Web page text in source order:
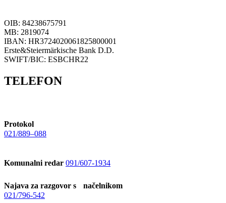
OIB: 84238675791
MB: 2819074
IBAN: HR3724020061825800001
Erste&Steiermärkische Bank D.D.
SWIFT/BIC: ESBCHR22
TELEFON
Protokol
021/889–088
Komunalni redar 091/607-1934
Najava za razgovor s načelnikom
021/796-542